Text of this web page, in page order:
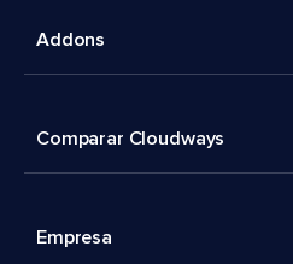
Addons
Comparar Cloudways
Empresa